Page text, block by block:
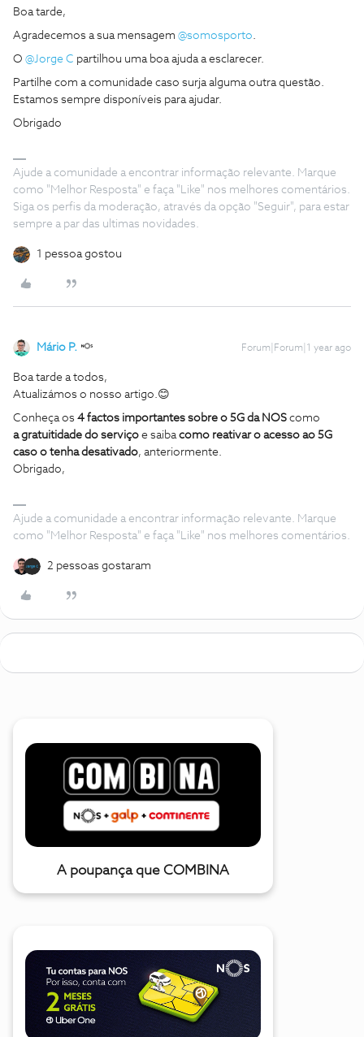
Boa tarde,
Agradecemos a sua mensagem @somosporto.
O @Jorge C partilhou uma boa ajuda a esclarecer.
Partilhe com a comunidade caso surja alguma outra questão.
Estamos sempre disponíveis para ajudar.
Obrigado
Ajude a comunidade a encontrar informação relevante. Marque
como "Melhor Resposta" e faça "Like" nos melhores comentários.
Siga os perfis da moderação, através da opção "Seguir", para estar
sempre a par das ultimas novidades.
1 pessoa gostou
Mário P. Forum|Forum|1 year ago
Boa tarde a todos,
Atualizámos o nosso artigo.😊
Conheça os 4 factos importantes sobre o 5G da NOS como
a gratuitidade do serviço e saibacomo reativar o acesso ao 5G
caso o tenha desativado, anteriormente.
Obrigado,
Ajude a comunidade a encontrar informação relevante. Marque
como "Melhor Resposta" e faça "Like" nos melhores comentários.
2 pessoas gostaram
A poupança que COMBINA